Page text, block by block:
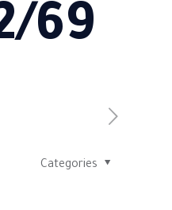
69
Categories